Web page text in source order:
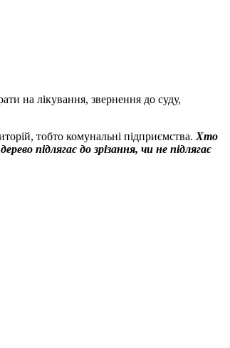
на лікування, звернення до суду,
тобто комунальні підприємства. Хто
підлягає до зрізання, чи не підлягає